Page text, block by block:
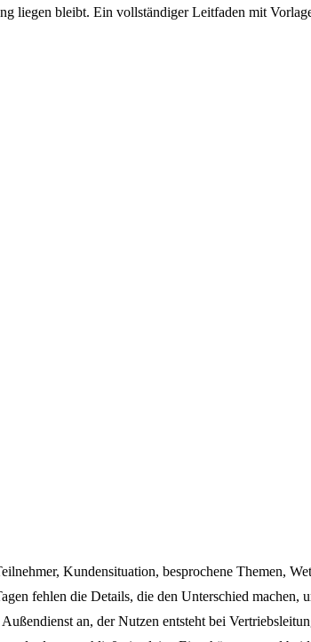
liegen bleibt. Ein vollständiger Leitfaden mit
Kundensituation, besprochene Themen,
fehlen die Details, die den Unterschied machen,
an, der Nutzen entsteht bei